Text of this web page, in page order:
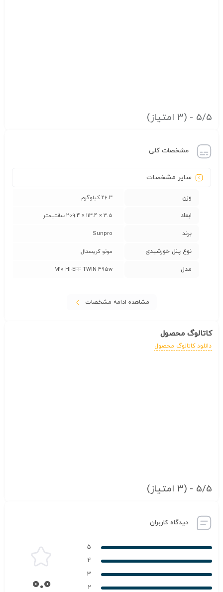
5/5 - (3 امتیاز)
مشخصات کلی
سایر مشخصات
وزن 26.3 کیلوگرم
ابعاد 3.5 × 113.4 × 209.4 سانتیمتر
برند Sunpro
نوع پنل خورشیدی مونو کریستال
مدل M10 HI-EFF TWIN 495w
مشاهده ادامه مشخصات
کاتالوگ محصول
دانلود کاتالوگ محصول
5/5 - (3 امتیاز)
دیدگاه کاربران
5
4
3
2
0.0